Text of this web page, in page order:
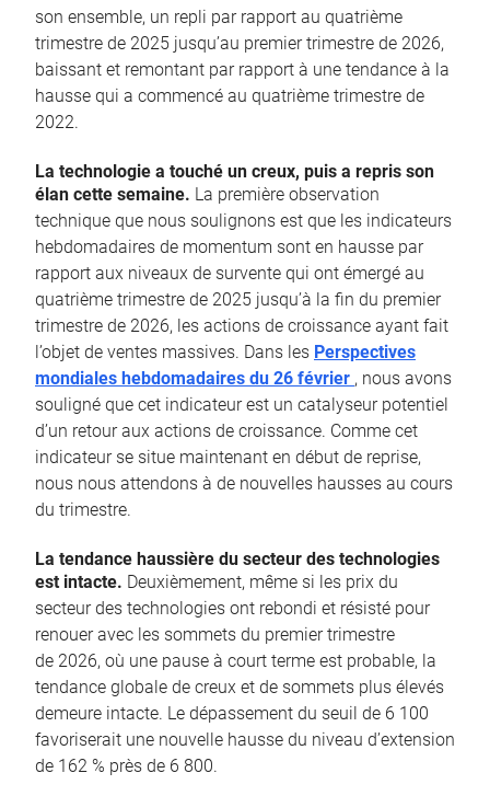
son ensemble, un repli par rapport au quatrième
trimestre de 2025 jusqu’au premier trimestre de 2026,
baissant et remontant par rapport à une tendance à la
hausse qui a commencé au quatrième trimestre de
2022.
La technologie a touché un creux, puis a repris son
élan cette semaine. La première observation
technique que nous soulignons est que les indicateurs
hebdomadaires de momentum sont en hausse par
rapport aux niveaux de survente qui ont émergé au
quatrième trimestre de 2025 jusqu’à la fin du premier
trimestre de 2026, les actions de croissance ayant fait
l’objet de ventes massives. Dans les Perspectives
mondiales hebdomadaires du 26 février , nous avons
souligné que cet indicateur est un catalyseur potentiel
d’un retour aux actions de croissance. Comme cet
indicateur se situe maintenant en début de reprise,
nous nous attendons à de nouvelles hausses au cours
du trimestre.
La tendance haussière du secteur des technologies
est intacte. Deuxièmement, même si les prix du
secteur des technologies ont rebondi et résisté pour
renouer avec les sommets du premier trimestre
de 2026, où une pause à court terme est probable, la
tendance globale de creux et de sommets plus élevés
demeure intacte. Le dépassement du seuil de 6 100
favoriserait une nouvelle hausse du niveau d’extension
de 162 % près de 6 800.